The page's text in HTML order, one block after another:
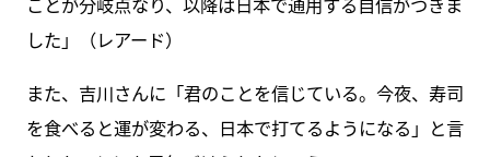
した」（レアード）
また、吉川さんに「君のことを信じている。今夜、寿司
を食べると運が変わる、日本で打てるようになる」と言